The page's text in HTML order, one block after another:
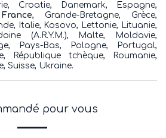
Croatie, Danemark, Espagne,
France, Grande-Bretagne, Grèce,
Italie, Kosovo, Lettonie, Lituanie,
(A.R.Y.M.), Malte, Moldavie,
Pays-Bas, Pologne, Portugal,
République tchèque, Roumanie,
Suisse, Ukraine.
pour vous